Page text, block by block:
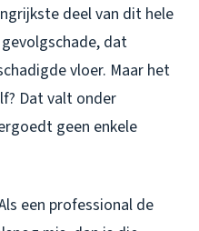
deel van dit hele
dat
vloer. Maar het
Dat valt onder
geen enkele
een professional de